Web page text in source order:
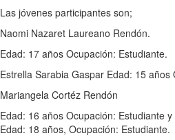
Las jóvenes participantes son;
Naomi Nazaret Laureano Rendón.
Edad: 17 años Ocupación: Estudiante.
Estrella Sarabia Gaspar Edad: 15 años
Mariangela Cortéz Rendón
Edad: 16 años Ocupación: Estudiante
Edad: 18 años, Ocupación: Estudiante.